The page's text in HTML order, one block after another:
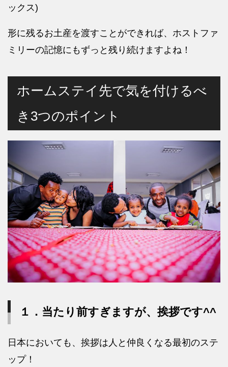
ックス)
形に残るお土産を渡すことができれば、ホストファ
ミリーの記憶にもずっと残り続けますよね！
ホームステイ先で気を付けるべ
き3つのポイント
１．当たり前すぎますが、挨拶です^^
日本においても、挨拶は人と仲良くなる最初のステ
ップ！